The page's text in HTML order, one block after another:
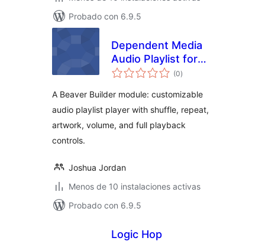
Probado con 6.9.5
Dependent Media
Audio Playlist for
Beaver Builder
(0total
de
)
A Beaver Builder module: customizable
audio playlist player with shuffle, repeat,
artwork, volume, and full playback
controls.
Joshua Jordan
Menos de 10 instalaciones activas
Probado con 6.9.5
Logic Hop